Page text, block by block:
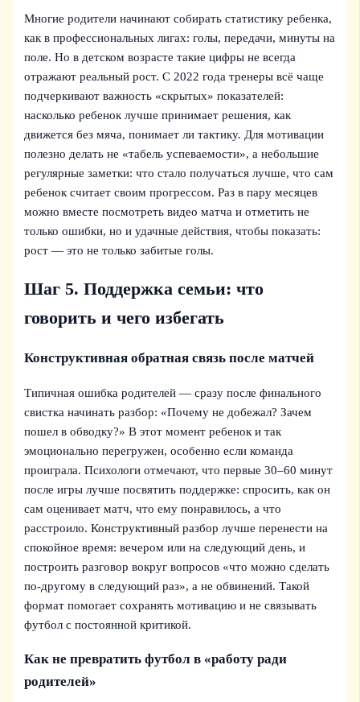
Многие родители начинают собирать статистику ребенка,
как в профессиональных лигах: голы, передачи, минуты на
поле. Но в детском возрасте такие цифры не всегда
отражают реальный рост. С 2022 года тренеры всё чаще
подчеркивают важность «скрытых» показателей:
насколько ребенок лучше принимает решения, как
движется без мяча, понимает ли тактику. Для мотивации
полезно делать не «табель успеваемости», а небольшие
регулярные заметки: что стало получаться лучше, что сам
ребенок считает своим прогрессом. Раз в пару месяцев
можно вместе посмотреть видео матча и отметить не
только ошибки, но и удачные действия, чтобы показать:
рост — это не только забитые голы.
Шаг 5. Поддержка семьи: что
говорить и чего избегать
Конструктивная обратная связь после матчей
Типичная ошибка родителей — сразу после финального
свистка начинать разбор: «Почему не добежал? Зачем
пошел в обводку?» В этот момент ребенок и так
эмоционально перегружен, особенно если команда
проиграла. Психологи отмечают, что первые 30–60 минут
после игры лучше посвятить поддержке: спросить, как он
сам оценивает матч, что ему понравилось, а что
расстроило. Конструктивный разбор лучше перенести на
спокойное время: вечером или на следующий день, и
построить разговор вокруг вопросов «что можно сделать
по-другому в следующий раз», а не обвинений. Такой
формат помогает сохранять мотивацию и не связывать
футбол с постоянной критикой.
Как не превратить футбол в «работу ради
родителей»